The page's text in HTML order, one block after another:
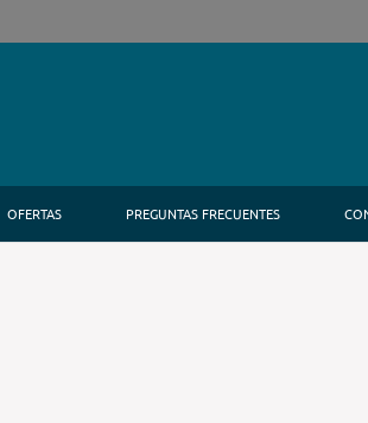
OFERTAS PREGUNTAS FRECUENTES